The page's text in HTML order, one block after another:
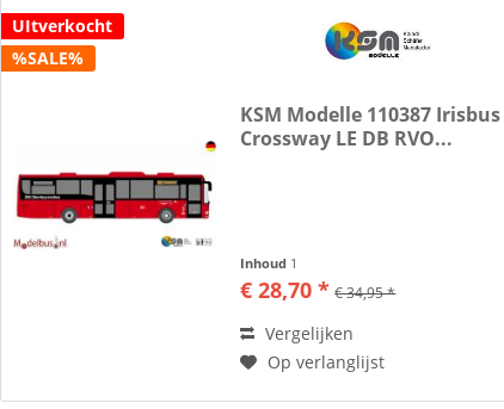
UItverkocht
%SALE%
KSM Modelle 110387 Irisbus
Crossway LE DB RVO...
Inhoud 1
€ 28,70 * € 34,95 *
Vergelijken
Op verlanglijst